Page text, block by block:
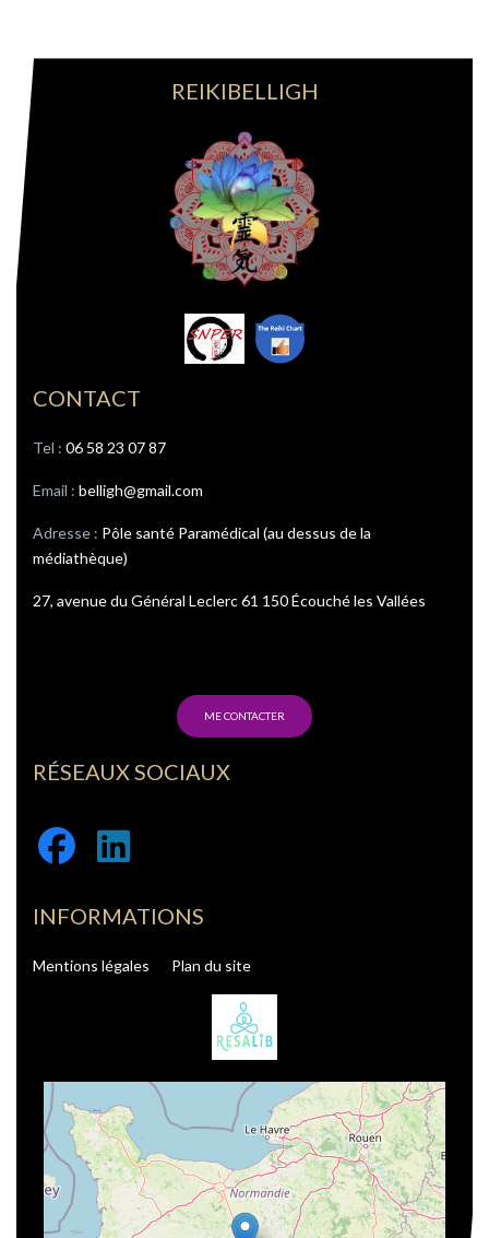
REIKIBELLIGH
CONTACT
Tel : ‭ 06 58 23 07 87
Email : belligh@gmail.com
Adresse : Pôle santé Paramédical (au dessus de la
médiathèque)
27, avenue du Général Leclerc 61 150 Écouché les Vallées
ME CONTACTER
RÉSEAUX SOCIAUX
Facebook
Linkedin
INFORMATIONS
Mentions légales Plan du site